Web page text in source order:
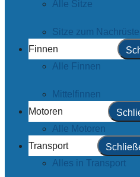
Alle Sitze
Sitze zum
Finnen
Alle Finnen
Mittelfinnen
Motoren
Alle Motoren
Transport
Alles in Transport